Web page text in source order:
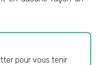
pour vous tenir